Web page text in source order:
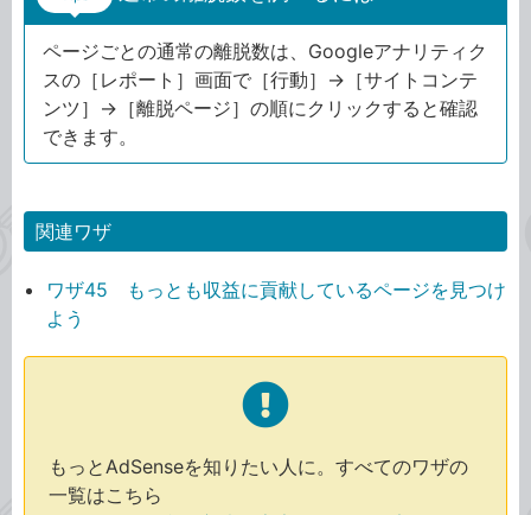
ページごとの通常の離脱数は、Googleアナリティク
スの［レポート］画面で［行動］→［サイトコンテ
ンツ］→［離脱ページ］の順にクリックすると確認
できます。
関連ワザ
ワザ45 もっとも収益に貢献しているページを見つけ
よう
もっとAdSenseを知りたい人に。すべてのワザの
一覧はこちら